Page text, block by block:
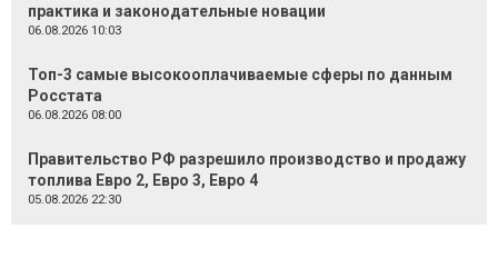
практика и законодательные новации
06.08.2026 10:03
Топ-3 самые высокооплачиваемые сферы по данным
Росстата
06.08.2026 08:00
Правительство РФ разрешило производство и продажу
топлива Евро 2, Евро 3, Евро 4
05.08.2026 22:30